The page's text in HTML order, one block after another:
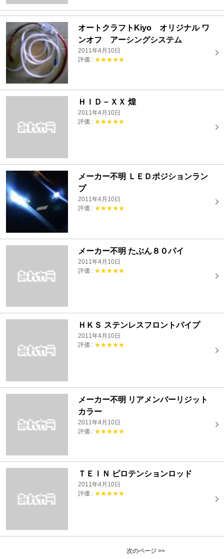
オートクラフトKiyo オリジナル ワ
ンオフ アーシングシステム
2011年4月10日
評価 : ★★★★★
ＨＩＤ－ＸＸ 煌
2011年4月10日
評価 : ★★★★★
メーカー不明 ＬＥＤポジションラン
プ
2011年4月10日
評価 : ★★★★★
メーカー不明 たぶん８０パイ
2011年4月10日
評価 : ★★★★★
ＨＫＳ ステンレスフロントパイプ
2011年4月10日
評価 : ★★★★★
メーカー不明 リアメンバーリジット
カラー
2011年4月10日
評価 : ★★★★★
ＴＥＩＮ ピロテンションロッド
2011年4月10日
評価 : ★★★★★
次のページ >>